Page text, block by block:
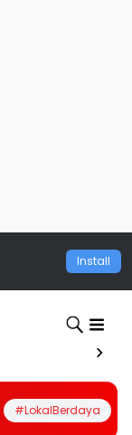
Install
#LokalBerdaya